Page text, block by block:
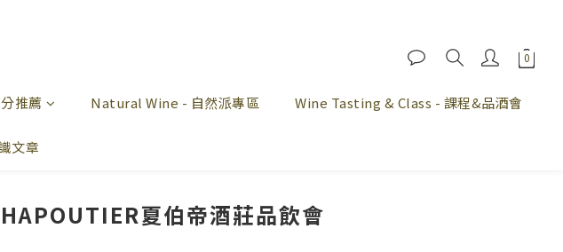
推薦 Natural Wine - 自然派專區 Wine Tasting & Class - 課程&品酒會
文章
夏伯帝酒莊品飲會